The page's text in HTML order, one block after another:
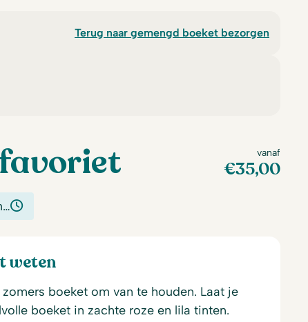
Terug naar gemengd boeket bezorgen
vanaf
€35,00
weten
boeket om van te houden. Laat je
boeket in zachte roze en lila tinten.